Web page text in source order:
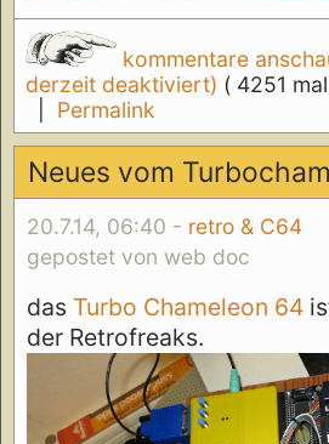
kommentare
derzeit deaktiviert) ( 4251
Permalink
Neues vom
20.7.14, 06:40 - retro & C64
gepostet von web doc
das Turbo Chameleon 64
der Retrofreaks.